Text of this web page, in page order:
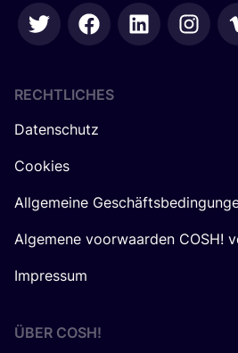
RECHTLICHES
Datenschutz
Cookies
Allgemeine
Algemene voorwaarden COSH!
Impressum
ÜBER COSH!